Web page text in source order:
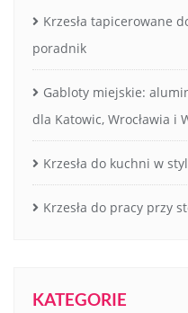
Krzesła tapicerowane
poradnik
Gabloty miejskie:
dla Katowic, Wrocławia i
Krzesła do kuchni w
Krzesła do pracy przy
KATEGORIE